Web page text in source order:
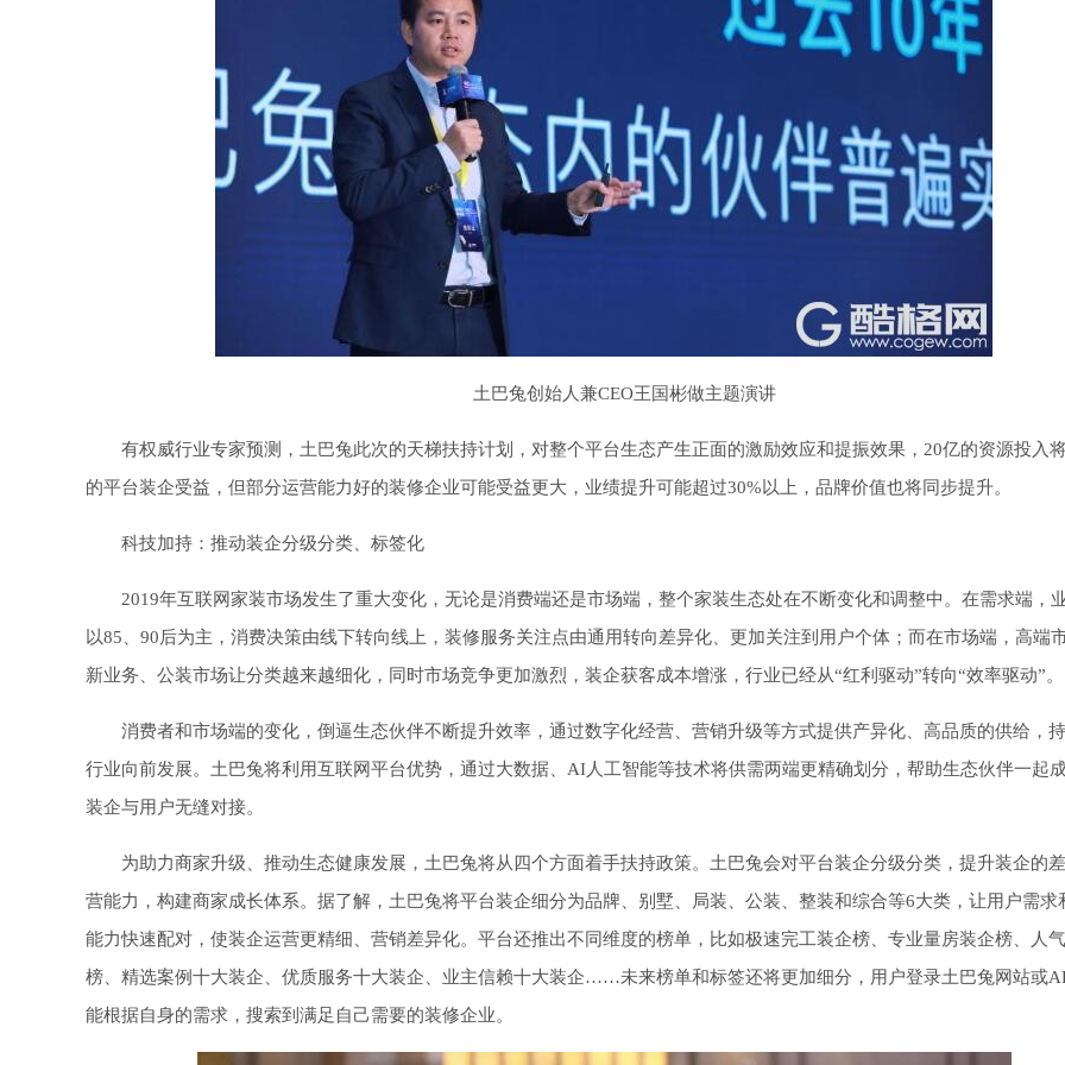
土巴兔创始人兼CEO王国彬做主题演讲
有权威行业专家预测，土巴兔此次的天梯扶持计划，对整个平台生态产生正面的激励效应和提振效果，20亿的资源投入
的平台装企受益，但部分运营能力好的装修企业可能受益更大，业绩提升可能超过30%以上，品牌价值也将同步提升。
科技加持：推动装企分级分类、标签化
2019年互联网家装市场发生了重大变化，无论是消费端还是市场端，整个家装生态处在不断变化和调整中。在需求端，
以85、90后为主，消费决策由线下转向线上，装修服务关注点由通用转向差异化、更加关注到用户个体；而在市场端，高端
新业务、公装市场让分类越来越细化，同时市场竞争更加激烈，装企获客成本增涨，行业已经从“红利驱动”转向“效率驱动”。
消费者和市场端的变化，倒逼生态伙伴不断提升效率，通过数字化经营、营销升级等方式提供产异化、高品质的供给，
行业向前发展。土巴兔将利用互联网平台优势，通过大数据、AI人工智能等技术将供需两端更精确划分，帮助生态伙伴一起
装企与用户无缝对接。
为助力商家升级、推动生态健康发展，土巴兔将从四个方面着手扶持政策。土巴兔会对平台装企分级分类，提升装企的
营能力，构建商家成长体系。据了解，土巴兔将平台装企细分为品牌、别墅、局装、公装、整装和综合等6大类，让用户需求
能力快速配对，使装企运营更精细、营销差异化。平台还推出不同维度的榜单，比如极速完工装企榜、专业量房装企榜、人
榜、精选案例十大装企、优质服务十大装企、业主信赖十大装企……未来榜单和标签还将更加细分，用户登录土巴兔网站或
能根据自身的需求，搜索到满足自己需要的装修企业。